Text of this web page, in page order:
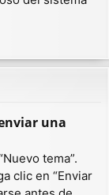
una
tema”.
clic en “Enviar